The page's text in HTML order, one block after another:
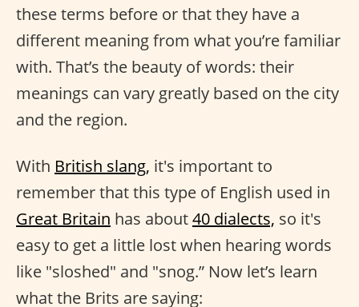
these terms before or that they have a
different meaning from what you’re familiar
with. That’s the beauty of words: their
meanings can vary greatly based on the city
and the region.
With British slang, it's important to
remember that this type of English used in
Great Britain has about40 dialects, so it's
easy to get a little lost when hearing words
like "sloshed" and "snog.” Now let’s learn
what the Brits are saying: